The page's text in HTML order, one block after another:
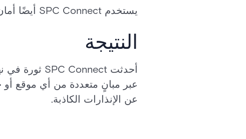
يستخدم SPC Connect أيضًا أمان SSL من الدرجة المالية لحماية قنوات الإرسال لمزيد من راحة البال.
النتيجة
عبر مبانٍ متعددة من أي موقع أو
عن الإنذارات الكاذبة.